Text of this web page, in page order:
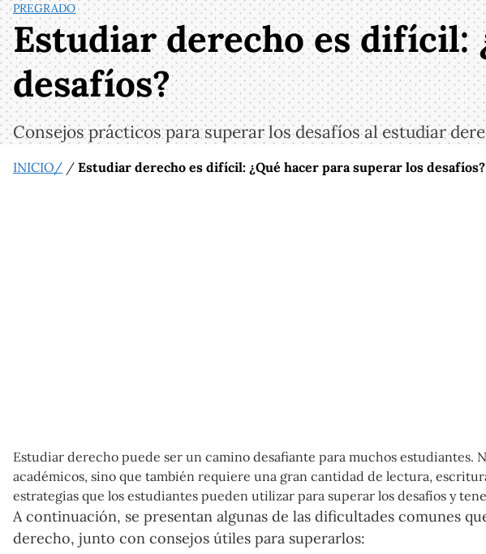
PREGRADO
Estudiar derecho es difícil:
desafíos?
Consejos prácticos para superar los desafíos al estudiar
INICIO/ / Estudiar derecho es difícil: ¿Qué hacer para superar los desafíos?
Estudiar derecho puede ser un camino desafiante para muchos estudiantes.
académicos, sino que también requiere una gran cantidad de lectura,
estrategias que los estudiantes pueden utilizar para superar los desafíos y
A continuación, se presentan algunas de las dificultades comunes
derecho, junto con consejos útiles para superarlos: